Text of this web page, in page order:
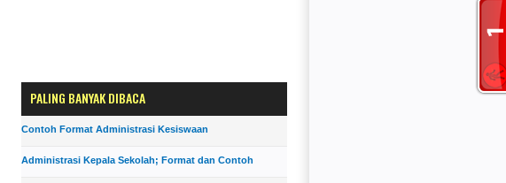
PALING BANYAK DIBACA
Contoh Format Administrasi Kesiswaan
Administrasi Kepala Sekolah; Format dan Contoh